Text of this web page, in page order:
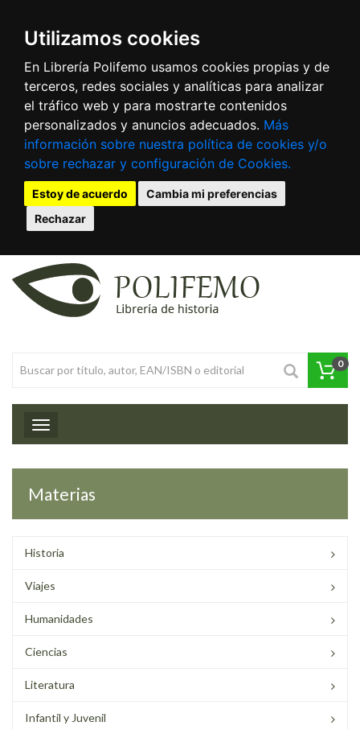
Utilizamos cookies
En Librería Polifemo usamos cookies propias y de
terceros, redes sociales y analíticas para analizar
el tráfico web y para mostrarte contenidos
personalizados y anuncios adecuados. Más
información sobre nuestra política de cookies y/o
sobre rechazar y configuración de Cookies.
Estoy de acuerdo
Cambia mi preferencias
Rechazar
0
Toggle navigation
Materias
Historia
Viajes
Humanidades
Ciencias
Literatura
Infantil y Juvenil